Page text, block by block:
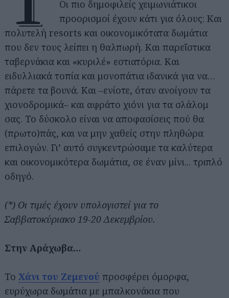
Οι πιο δημοφιλείς χειμωνιάτικοι
προορισμοί έχουν κάτι για όλους: Και
πολυτελή resorts και οικονομικότατα δωμάτια
που δεν τους λείπει η θαλπωρή. Και παρεΐστικα
ταβερνάκια και «κυριλέ» εστιατόρια. Και
ειδυλλιακά τοπία και μονοπάτια ιδανικά για να…
πάρετε τα βουνά. Και –ενίοτε, όταν ανοίγουν τα
χιονοδρομικά– και αφράτο χιόνι για τα σλάλομ
σας. Το δύσκολο είναι να αποφασίσεις πού θα
(πρωτο)πάς, και να μην χαθείς στην πληθώρα
επιλογών. Γι’ αυτό συγκεντρώσαμε τα καλύτερα
και οικονομικότερα δωμάτια, σε έναν μίνι... τριπλό
οδηγό.
(*) Οι τιμές έχουν υπολογιστεί για το
Σαββατοκύριακο 19-20 Δεκεμβρίου.
Στην Αράχωβα…
Το Χάνι του Ζεμενού προσφέρει όμορφα,
ευρύχωρα δωμάτια με μπαλκονάκια που